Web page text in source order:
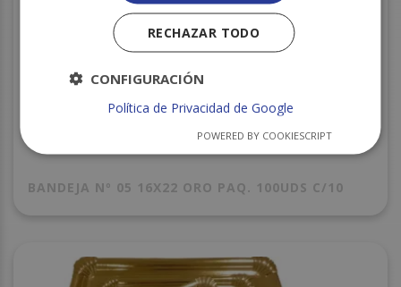
BANDEJA Nº 05 16X22 ORO PAQ. 100UDS C/10
RECHAZAR TODO
CONFIGURACIÓN
Política de Privacidad de Google
POWERED BY COOKIESCRIPT